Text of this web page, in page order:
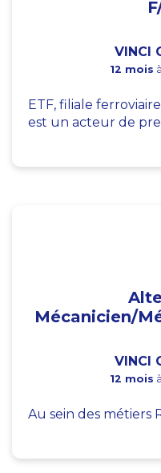
VINCI
12 mois
ETF, filiale
est un acteur de
Mécanicien/
VINCI
12 mois
Au sein des métiers